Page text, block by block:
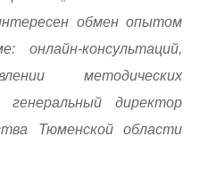
обмен опытом
консультаций,
методических
директор
Тюменской области